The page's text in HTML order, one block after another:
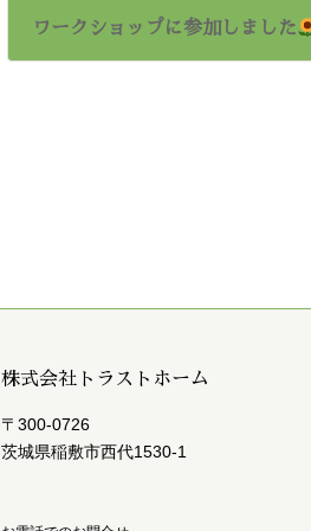
ワークショップに参加しました
株式会社トラストホーム
〒300-0726
茨城県稲敷市西代1530-1